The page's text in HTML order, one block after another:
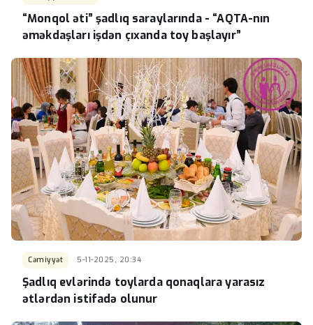
“Monqol əti” şadlıq saraylarında - “AQTA-nın
əməkdaşları işdən çıxanda toy başlayır”
Cəmiyyət 5-11-2025, 20:34
Şadlıq evlərində toylarda qonaqlara yarasız
ətlərdən istifadə olunur